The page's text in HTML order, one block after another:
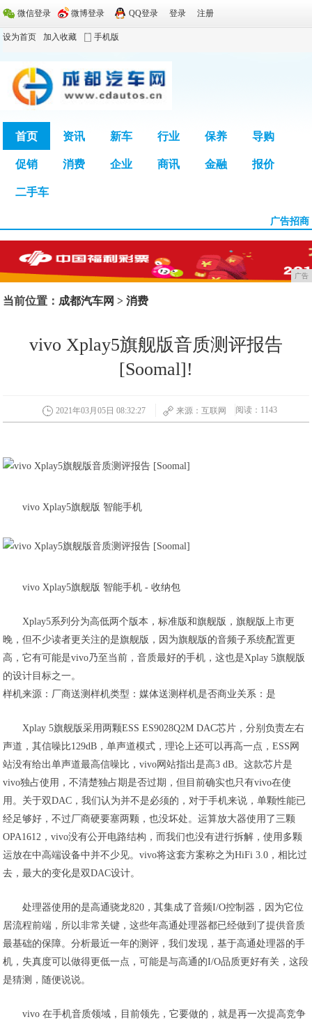
微信登录 微博登录 QQ登录 登录 注册
设为首页 加入收藏 手机版
首页 资讯 新车 行业 保养 导购
促销 消费 企业 商讯 金融 报价
二手车
广告招商
广告
当前位置： 成都汽车网 >消费
vivo Xplay5旗舰版音质测评报告
[Soomal]!
2021年03月05日 08:32:27 来源：互联网 阅读：1143
vivo Xplay5旗舰版 智能手机
vivo Xplay5旗舰版 智能手机 - 收纳包
Xplay5系列分为高低两个版本，标准版和旗舰版，旗舰版上市更
晚，但不少读者更关注的是旗舰版，因为旗舰版的音频子系统配置更
高，它有可能是vivo乃至当前，音质最好的手机，这也是Xplay 5旗舰版
的设计目标之一。
样机来源 ：厂商送测样机类型 ：媒体送测样机是否商业关系 ：是
Xplay 5旗舰版采用两颗ESS ES9028Q2M DAC芯片，分别负责左右
声道，其信噪比129dB，单声道模式，理论上还可以再高一点，ESS网
站没有给出单声道最高信噪比，vivo网站指出是高3 dB。这款芯片是
vivo独占使用，不清楚独占期是否过期，但目前确实也只有vivo在使
用。关于双DAC，我们认为并不是必须的，对于手机来说，单颗性能已
经足够好，不过厂商硬要塞两颗，也没坏处。运算放大器使用了三颗
OPA1612，vivo没有公开电路结构，而我们也没有进行拆解，使用多颗
运放在中高端设备中并不少见。vivo将这套方案称之为HiFi 3.0，相比过
去，最大的变化是双DAC设计。
处理器使用的是高通骁龙820，其集成了音频I/O控制器，因为它位
居流程前端，所以非常关键，这些年高通处理器都已经做到了提供音质
最基础的保障。分析最近一年的测评，我们发现，基于高通处理器的手
机，失真度可以做得更低一点，可能是与高通的I/O品质更好有关，这段
是猜测，随便说说。
vivo 在手机音质领域，目前领先，它要做的，就是再一次提高竞争